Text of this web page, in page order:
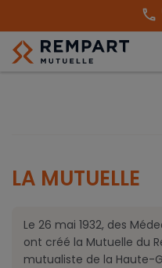
phone
LA MUTUELLE
Le 26 mai 1932, des
ont créé la Mutuelle du
mutualiste de la Haute-